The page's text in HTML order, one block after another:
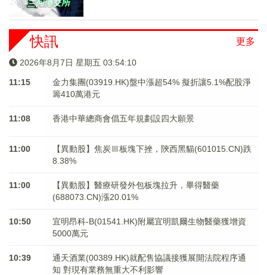
更多
快訊
2026年8月7日 星期五 03:54:10
11:15
金力集團(03919.HK)盤中漲超54% 擬折讓5.1%配股淨
籌410萬港元
11:08 香港中華總商會倡五年規劃設四大願景
11:00
【異動股】焦炭Ⅲ板塊下挫，陝西黑貓(601015.CN)跌
8.38%
11:00
【異動股】醫療研發外包板塊拉升，畢得醫藥
(688073.CN)漲20.01%
10:50
宜明昂科-B(01541.HK)附屬宜明凱爾生物醫藥獲增資
5000萬元
10:39
通天酒業(00389.HK)就配售協議接獲展開法院程序通
知 對現有業務無重大不利影響